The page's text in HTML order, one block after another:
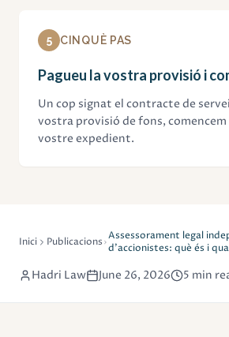
5 CINQUÈ PAS
Pagueu la vostra provisió i
Un cop signat el contracte de
vostra provisió de fons,
vostre expedient.
Inici Publicacions Assessorament legal
d'accionistes: què és i
Hadri Law June 26, 2026 5 min